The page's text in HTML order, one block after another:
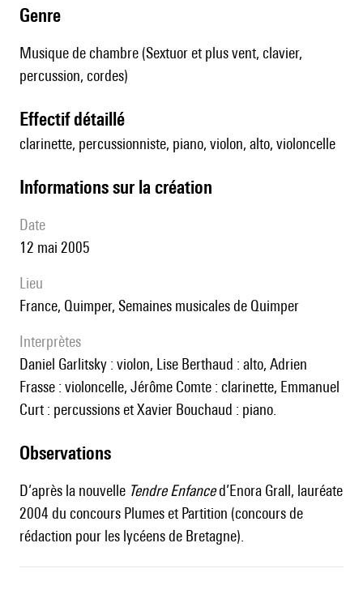
genre
Musique de chambre (Sextuor et plus vent, clavier,
percussion, cordes)
effectif détaillé
clarinette, percussionniste, piano, violon, alto, violoncelle
informations sur la création
date
12 mai 2005
lieu
France, Quimper, Semaines musicales de Quimper
interprètes
Daniel Garlitsky : violon, Lise Berthaud : alto, Adrien
Frasse : violoncelle, Jérôme Comte : clarinette, Emmanuel
Curt : percussions et Xavier Bouchaud : piano.
observations
D’après la nouvelle Tendre Enfanced’Enora Grall, lauréate
2004 du concours Plumes et Partition (concours de
rédaction pour les lycéens de Bretagne).